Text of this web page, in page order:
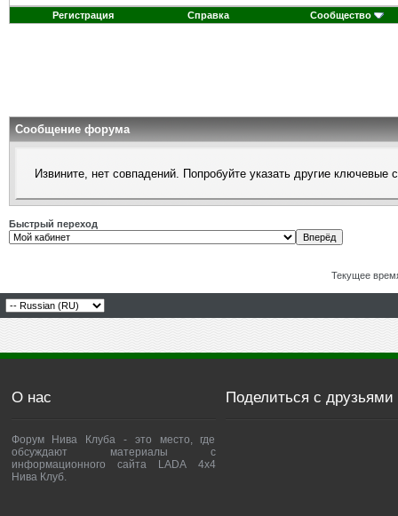
Регистрация Справка Сообщество
Сообщение форума
Извините, нет совпадений. Попробуйте указать другие ключевые
Быстрый переход
Текущее
О нас
Форум Нива Клуба - это место, где
обсуждают материалы с
информационного сайта LADA 4x4
Нива Клуб.
Поделиться с друзьями